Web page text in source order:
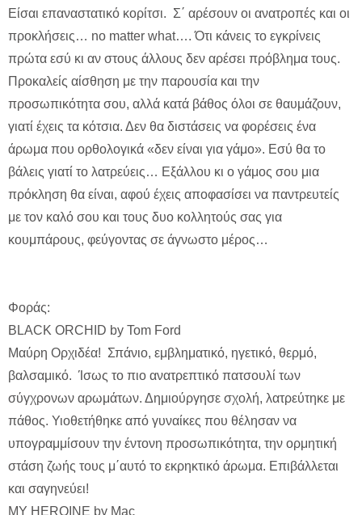
Είσαι επαναστατικό κορίτσι. Σ΄ αρέσουν οι ανατροπές και οι
προκλήσεις… no matter what…. Ότι κάνεις το εγκρίνεις
πρώτα εσύ κι αν στους άλλους δεν αρέσει πρόβλημα τους.
Προκαλείς αίσθηση με την παρουσία και την
προσωπικότητα σου, αλλά κατά βάθος όλοι σε θαυμάζουν,
γιατί έχεις τα κότσια. Δεν θα διστάσεις να φορέσεις ένα
άρωμα που ορθολογικά «δεν είναι για γάμο». Εσύ θα το
βάλεις γιατί το λατρεύεις… Εξάλλου κι ο γάμος σου μια
πρόκληση θα είναι, αφού έχεις αποφασίσει να παντρευτείς
με τον καλό σου και τους δυο κολλητούς σας για
κουμπάρους, φεύγοντας σε άγνωστο μέρος…
Φοράς:
BLACK ORCHID by Tom Ford
Μαύρη Ορχιδέα! Σπάνιο, εμβληματικό, ηγετικό, θερμό,
βαλσαμικό. Ίσως το πιο ανατρεπτικό πατσουλί των
σύγχρονων αρωμάτων. Δημιούργησε σχολή, λατρεύτηκε με
πάθος. Υιοθετήθηκε από γυναίκες που θέλησαν να
υπογραμμίσουν την έντονη προσωπικότητα, την ορμητική
στάση ζωής τους μ΄αυτό το εκρηκτικό άρωμα. Επιβάλλεται
και σαγηνεύει!
MY HEROINE by Mac